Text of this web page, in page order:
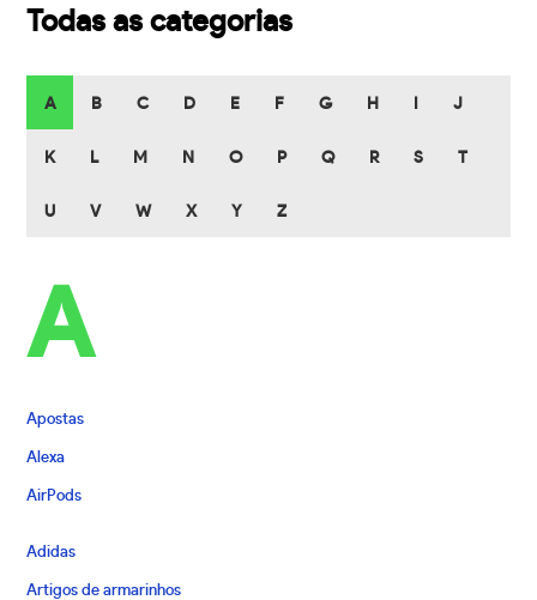
Todas as categorias
A B C D E F G H J
K L M N O P Q R S T
U V W X Y Z
A
Apostas
Alexa
AirPods
Adidas
Artigos de armarinhos